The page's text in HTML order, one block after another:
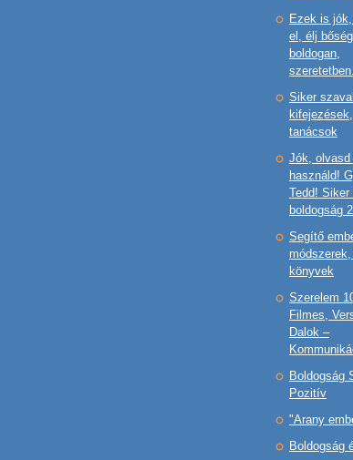
Ezek is
el, élj
boldogan,
szeretetben.
Siker
kifejezések,
tanácsok
Jók, olvasd
használd!
Tedd! Siker
boldogság 2
Segítő
könyvek
Szerelem
Filmes,
Dalok –
Boldogság
Pozitív
"Arany
Boldogság